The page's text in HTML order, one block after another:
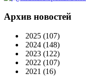
Архив новостей
2025 (107)
2024 (148)
2023 (122)
2022 (107)
2021 (16)